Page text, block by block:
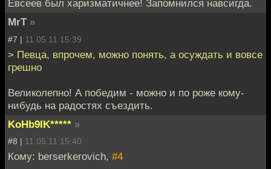
Евсеев был харизматичнее! Запомнился навсигда.
MrT »
#7 | 11.05.11 15:39
> Певца, впрочем, можно понять, а осуждать и вовсе
грешно
Великолепно! А победим - можно и по роже кому-
нибудь на радостях съездить.
KoHb9IK***** »
#8 | 11.05.11 15:40
Кому: berserkerovich, #4